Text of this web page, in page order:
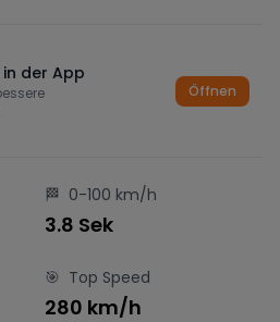
in der App
Öffnen
🏁 0-100 km/h
3.8 Sek
🎯 Top Speed
280 km/h